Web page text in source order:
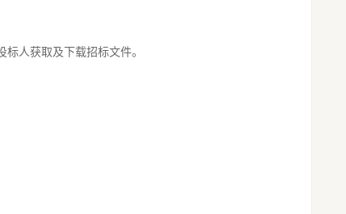
人获取及下载招标文件。